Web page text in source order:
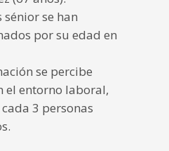
sénior se han
por su edad en
se percibe
el entorno laboral,
3 personas